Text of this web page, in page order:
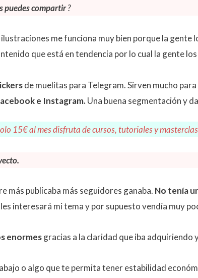
puedes compartir?
me funciona muy bien porque la gente
que está en tendencia por lo cual la gente
de muelitas para Telegram. Sirven mucho
e Instagram.Una buena segmentación y
15€ al mes disfruta de cursos, tutoriales y
más publicaba más seguidores ganaba. No tenía
interesará mi tema y por supuesto vendía muy
enormesgracias a la claridad que iba adquiriendo
o algo que te permita tener estabilidad